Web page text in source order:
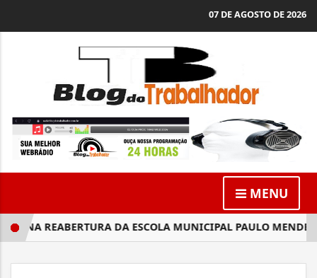
07 DE AGOSTO DE 2026
MENU
REABERTURA DA ESCOLA MUNICIPAL PAULO MENDES